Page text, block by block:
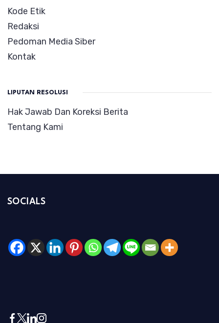
Kode Etik
Redaksi
Pedoman Media Siber
Kontak
LIPUTAN RESOLUSI
Hak Jawab Dan Koreksi Berita
Tentang Kami
SOCIALS